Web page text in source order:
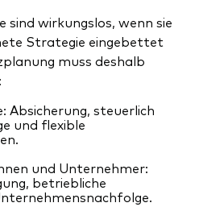
sind wirkungslos, wenn sie
Strategie eingebettet
muss deshalb
Absicherung, steuerlich
und flexible
und Unternehmer:
betriebliche